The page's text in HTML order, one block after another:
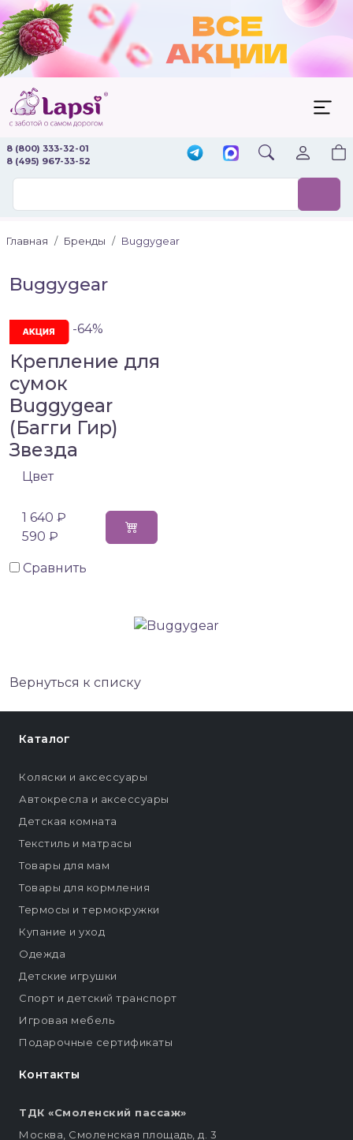
8 (800) 333-32-01
8 (495) 967-33-52
Главная Бренды Buggygear
Buggygear
-64%
Крепление для
сумок
Buggygear
(Багги Гир)
Звезда
Цвет
1 640 ₽
590 ₽
Сравнить
Вернуться к списку
Контакты
ТДК «Смоленский пассаж»
Москва, Смоленская площадь, д. 3
Каталог
Коляски и аксессуары
Автокресла и аксессуары
Детская комната
Текстиль и матрасы
Товары для мам
Товары для кормления
Термосы и термокружки
Купание и уход
Одежда
Детские игрушки
Спорт и детский транспорт
Игровая мебель
Подарочные сертификаты